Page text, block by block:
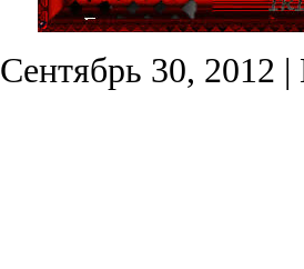
Сентябрь 30, 2012 |